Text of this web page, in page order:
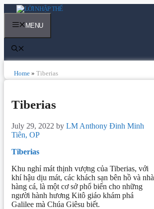
Skip
to
contentMENU
Home » Tiberias
Tiberias
July 29, 2022 by LM Anthony Đinh Minh
Tiên, OP
Tiberias
Khu nghỉ mát thịnh vượng của Tiberias, với
khí hậu dịu mát, các khách sạn bên hồ và nhà
hàng cá, là một cơ sở phổ biến cho những
người hành hương Kitô giáo khám phá
Galilee mà Chúa Giêsu biết.